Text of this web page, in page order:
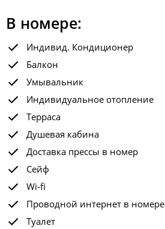
В номере:
Индивид. Кондиционер
Балкон
Умывальник
Индивидуальное отопление
Терраса
Душевая кабина
Доставка прессы в номер
Сейф
Wi-fi
Проводной интернет в номере
Туалет